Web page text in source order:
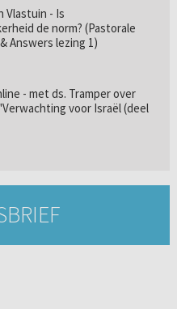
Vlastuin - Is
de norm? (Pastorale
Answers lezing 1)
- met ds. Tramper over
voor Israël (deel